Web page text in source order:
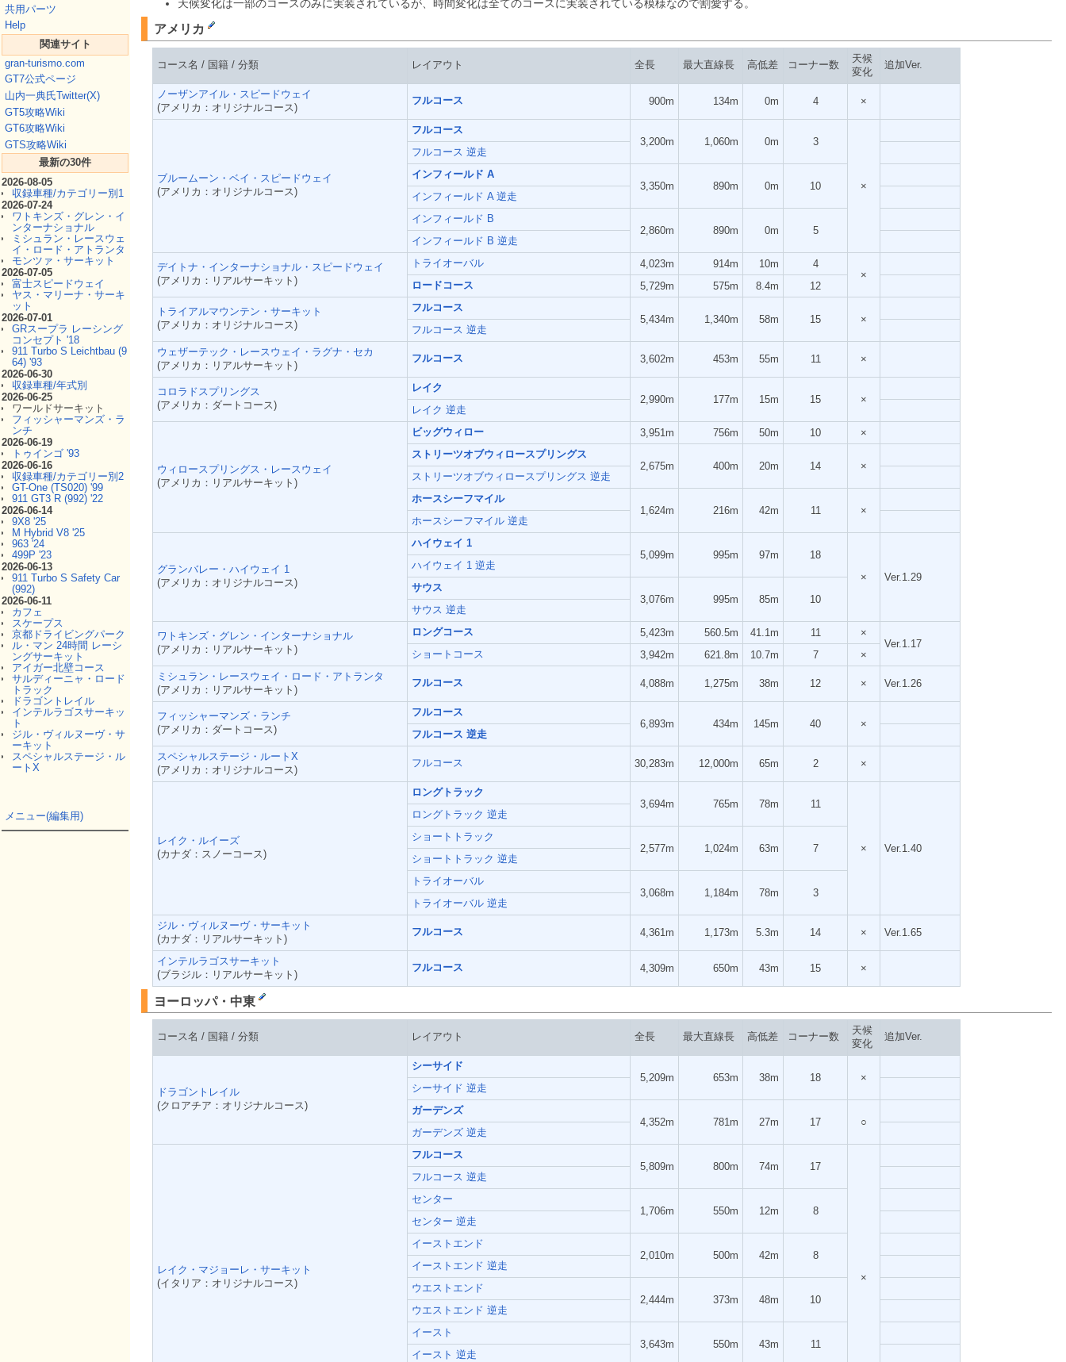
共用パーツ
Help
関連サイト
gran-turismo.com
GT7公式ページ
山内一典氏Twitter(X)
GT5攻略Wiki
GT6攻略Wiki
GTS攻略Wiki
最新の30件
2026-08-05
収録車種/カテゴリー別1
2026-07-24
ワトキンズ・グレン・イ
ンターナショナル
ミシュラン・レースウェ
イ・ロード・アトランタ
モンツァ・サーキット
2026-07-05
富士スピードウェイ
ヤス・マリーナ・サーキ
ット
2026-07-01
GRスープラ レーシング
コンセプト '18
911 Turbo S Leichtbau (9
64) '93
2026-06-30
収録車種/年式別
2026-06-25
ワールドサーキット
フィッシャーマンズ・ラ
ンチ
2026-06-19
トゥインゴ '93
2026-06-16
収録車種/カテゴリー別2
GT-One (TS020) '99
911 GT3 R (992) '22
2026-06-14
9X8 '25
M Hybrid V8 '25
963 '24
499P '23
2026-06-13
911 Turbo S Safety Car
(992)
2026-06-11
カフェ
スケープス
京都ドライビングパーク
ル・マン 24時間 レーシ
ングサーキット
アイガー北壁コース
サルディーニャ・ロード
トラック
ドラゴントレイル
インテルラゴスサーキッ
ト
ジル・ヴィルヌーヴ・サ
ーキット
スペシャルステージ・ル
ートX
メニュー(編集用)
天候変化は一部のコースのみに実装されているが、時間変化は全てのコースに実装されている模様なので割愛する。
アメリカ
コース名 / 国籍 / 分類 レイアウト 全長 最大直線長 高低差 コーナー数
天候
変化
追加Ver.
ノーザンアイル・スピードウェイ
(アメリカ：オリジナルコース)
フルコース 900m 134m 0m 4 ×
ブルームーン・ベイ・スピードウェイ
(アメリカ：オリジナルコース)
フルコース
3,200m
1,060m 0m 3
×
フルコース 逆走
インフィールド A
3,350m
890m 0m
10
インフィールド A 逆走
インフィールド B
2,860m
890m 0m
5
インフィールド B 逆走
デイトナ・インターナショナル・スピードウェイ
(アメリカ：リアルサーキット)
トライオーバル 4,023m 914m 10m
4
×
ロードコース
5,729m 575m 8.4m 12
トライアルマウンテン・サーキット
(アメリカ：オリジナルコース)
フルコース
5,434m
1,340m 58m 15
×
フルコース 逆走
ウェザーテック・レースウェイ・ラグナ・セカ
(アメリカ：リアルサーキット)
フルコース 3,602m 453m 55m 11 ×
コロラドスプリングス
(アメリカ：ダートコース)
レイク
2,990m
177m 15m 15
×
レイク 逆走
ウィロースプリングス・レースウェイ
(アメリカ：リアルサーキット)
ビッグウィロー 3,951m 756m 50m 10
×
ストリーツオブウィロースプリングス
2,675m
400m 20m 14
×
ストリーツオブウィロースプリングス 逆走
ホースシーフマイル
1,624m
216m 42m 11
×
ホースシーフマイル 逆走
グランバレー・ハイウェイ 1
(アメリカ：オリジナルコース)
ハイウェイ 1
5,099m
995m 97m
18
×
Ver.1.29
ハイウェイ 1 逆走
サウス
3,076m
995m 85m
10
サウス 逆走
ワトキンズ・グレン・インターナショナル
(アメリカ：リアルサーキット)
ロングコース 5,423m 560.5m 41.1m 11
×
Ver.1.17
ショートコース
3,942m 621.8m 10.7m 7
×
ミシュラン・レースウェイ・ロード・アトランタ
(アメリカ：リアルサーキット)
フルコース 4,088m 1,275m 38m 12 × Ver.1.26
フィッシャーマンズ・ランチ
(アメリカ：ダートコース)
フルコース
6,893m
434m 145m 40
×
フルコース 逆走
スペシャルステージ・ルートX
(アメリカ：オリジナルコース)
フルコース 30,283m 12,000m 65m 2 ×
レイク・ルイーズ
(カナダ：スノーコース)
ロングトラック
3,694m
765m 78m 11
× Ver.1.40
ロングトラック 逆走
ショートトラック
2,577m
1,024m 63m
7
ショートトラック 逆走
トライオーバル
3,068m
1,184m 78m
3
トライオーバル 逆走
ジル・ヴィルヌーヴ・サーキット
(カナダ：リアルサーキット)
フルコース 4,361m 1,173m 5.3m 14 × Ver.1.65
インテルラゴスサーキット
(ブラジル：リアルサーキット)
フルコース 4,309m 650m 43m 15 ×
ヨーロッパ・中東
コース名 / 国籍 / 分類 レイアウト 全長 最大直線長 高低差 コーナー数
天候
変化
追加Ver.
ドラゴントレイル
(クロアチア：オリジナルコース)
シーサイド
5,209m
653m 38m 18
×
シーサイド 逆走
ガーデンズ
4,352m
781m 27m 17
○
ガーデンズ 逆走
レイク・マジョーレ・サーキット
(イタリア：オリジナルコース)
フルコース
5,809m
800m 74m 17
×
フルコース 逆走
センター
1,706m
550m 12m
8
センター 逆走
イーストエンド
2,010m
500m 42m
8
イーストエンド 逆走
ウエストエンド
2,444m
373m 48m
10
ウエストエンド 逆走
イースト
3,643m
550m 43m
11
イースト 逆走